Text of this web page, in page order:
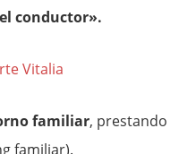
conductor».
familiar, prestando
familiar).